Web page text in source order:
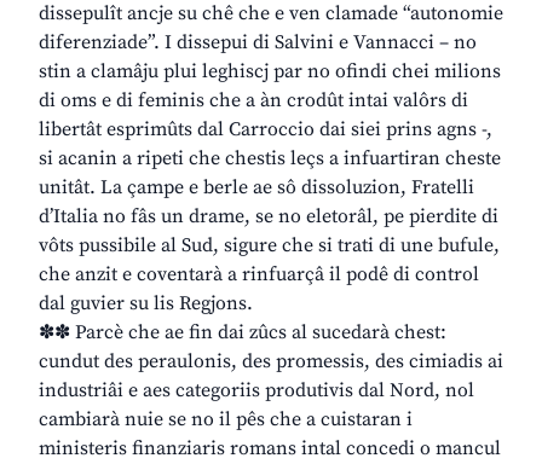
dissepulît ancje su chê che e ven clamade “autonomie
diferenziade”. I dissepui di Salvini e Vannacci – no
stin a clamâju plui leghiscj par no ofindi chei milions
di oms e di feminis che a àn crodût intai valôrs di
libertât esprimûts dal Carroccio dai siei prins agns -,
si acanin a ripeti che chestis leçs a infuartiran cheste
unitât. La çampe e berle ae sô dissoluzion, Fratelli
d’Italia no fâs un drame, se no eletorâl, pe pierdite di
vôts pussibile al Sud, sigure che si trati di une bufule,
che anzit e coventarà a rinfuarçâ il podê di control
dal guvier su lis Regjons.
✽✽ Parcè che ae fin dai zûcs al sucedarà chest:
cundut des peraulonis, des promessis, des cimiadis ai
industriâi e aes categoriis produtivis dal Nord, nol
cambiarà nuie se no il pês che a cuistaran i
ministeris finanziaris romans intal concedi o mancul